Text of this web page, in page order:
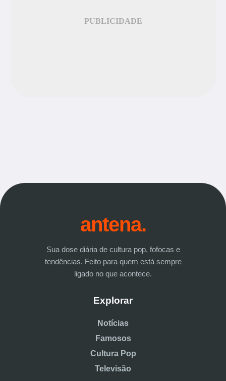
PUBLICIDADE
antena.
Sua dose diária de cultura pop, fofocas e
tendências. Feito para quem está sempre
ligado no que acontece.
Explorar
Notícias
Famosos
Cultura Pop
Televisão